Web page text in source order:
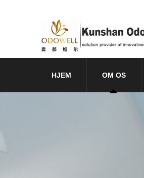
HJEM OM OS